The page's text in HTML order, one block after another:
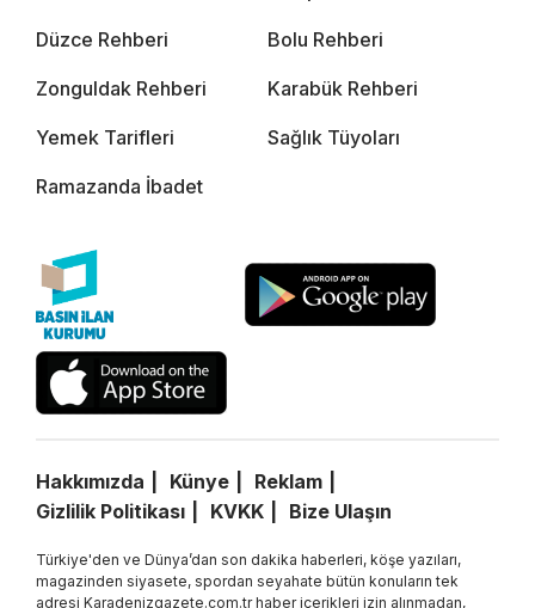
Düzce Rehberi Bolu Rehberi
Zonguldak Rehberi Karabük Rehberi
Yemek Tarifleri Sağlık Tüyoları
Ramazanda İbadet
Hakkımızda Künye
Reklam
Gizlilik Politikası
KVKK Bize Ulaşın
Türkiye'den ve Dünya’dan son dakika haberleri, köşe yazıları,
magazinden siyasete, spordan seyahate bütün konuların tek
adresi Karadenizgazete.com.tr haber içerikleri izin alınmadan,